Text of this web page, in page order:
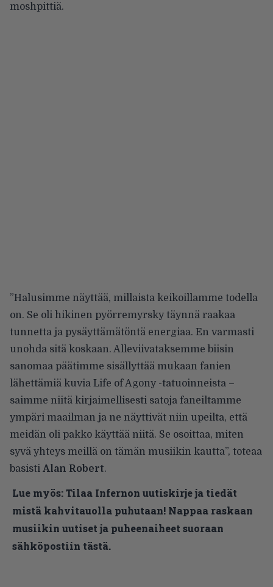
moshpittiä.
”Halusimme näyttää, millaista keikoillamme todella
on. Se oli hikinen pyörremyrsky täynnä raakaa
tunnetta ja pysäyttämätöntä energiaa. En varmasti
unohda sitä koskaan. Alleviivataksemme biisin
sanomaa päätimme sisällyttää mukaan fanien
lähettämiä kuvia Life of Agony -tatuoinneista –
saimme niitä kirjaimellisesti satoja faneiltamme
ympäri maailman ja ne näyttivät niin upeilta, että
meidän oli pakko käyttää niitä. Se osoittaa, miten
syvä yhteys meillä on tämän musiikin kautta”, toteaa
basisti Alan Robert.
Lue myös:Tilaa Infernon uutiskirje ja tiedät
mistä kahvitauolla puhutaan! Nappaa raskaan
musiikin uutiset ja puheenaiheet suoraan
sähköpostiin tästä.